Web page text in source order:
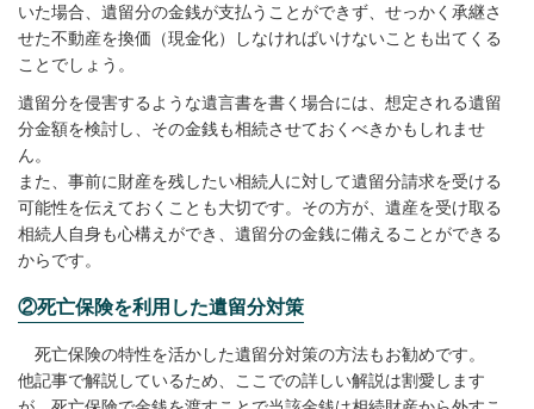
いた場合、遺留分の金銭が支払うことができず、せっかく承継さ
せた不動産を換価（現金化）しなければいけないことも出てくる
ことでしょう。
遺留分を侵害するような遺言書を書く場合には、想定される遺留
分金額を検討し、その金銭も相続させておくべきかもしれませ
ん。
また、事前に財産を残したい相続人に対して遺留分請求を受ける
可能性を伝えておくことも大切です。その方が、遺産を受け取る
相続人自身も心構えができ、遺留分の金銭に備えることができる
からです。
②死亡保険を利用した遺留分対策
死亡保険の特性を活かした遺留分対策の方法もお勧めです。
他記事で解説しているため、ここでの詳しい解説は割愛します